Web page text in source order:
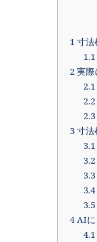
1 寸法
1.1
2 実
2.1
2.2
2.3
3 寸法
3.1
3.2
3.3
3.4
3.5
4AIに
4.1